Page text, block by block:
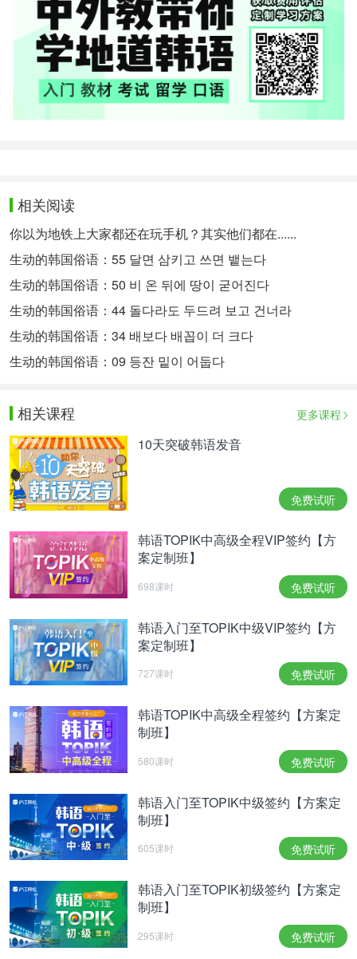
相关阅读
你以为地铁上大家都还在玩手机？其实他们都在......
生动的韩国俗语：55 달면 삼키고 쓰면 뱉는다
生动的韩国俗语：50 비 온 뒤에 땅이 굳어진다
生动的韩国俗语：44 돌다라도 두드려 보고 건너라
生动的韩国俗语：34 배보다 배꼽이 더 크다
生动的韩国俗语：09 등잔 밑이 어둡다
相关课程 更多课程
10天突破韩语发音
免费试听
韩语TOPIK中高级全程VIP签约【方
案定制班】
698课时 免费试听
韩语入门至TOPIK中级VIP签约【方
案定制班】
727课时 免费试听
韩语TOPIK中高级全程签约【方案定
制班】
580课时 免费试听
韩语入门至TOPIK中级签约【方案定
制班】
605课时 免费试听
韩语入门至TOPIK初级签约【方案定
制班】
295课时 免费试听